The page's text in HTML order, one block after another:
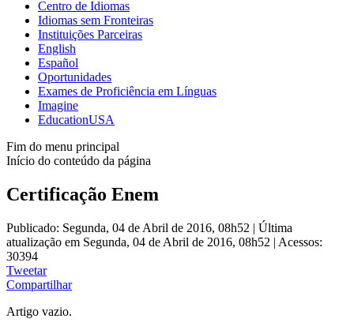
Centro de Idiomas
Idiomas sem Fronteiras
Instituições Parceiras
English
Español
Oportunidades
Exames de Proficiência em Línguas
Imagine
EducationUSA
Fim do menu principal
Início do conteúdo da página
Certificação Enem
Publicado: Segunda, 04 de Abril de 2016, 08h52 | Última
atualização em Segunda, 04 de Abril de 2016, 08h52 | Acessos:
30394
Tweetar
Compartilhar
Artigo vazio.